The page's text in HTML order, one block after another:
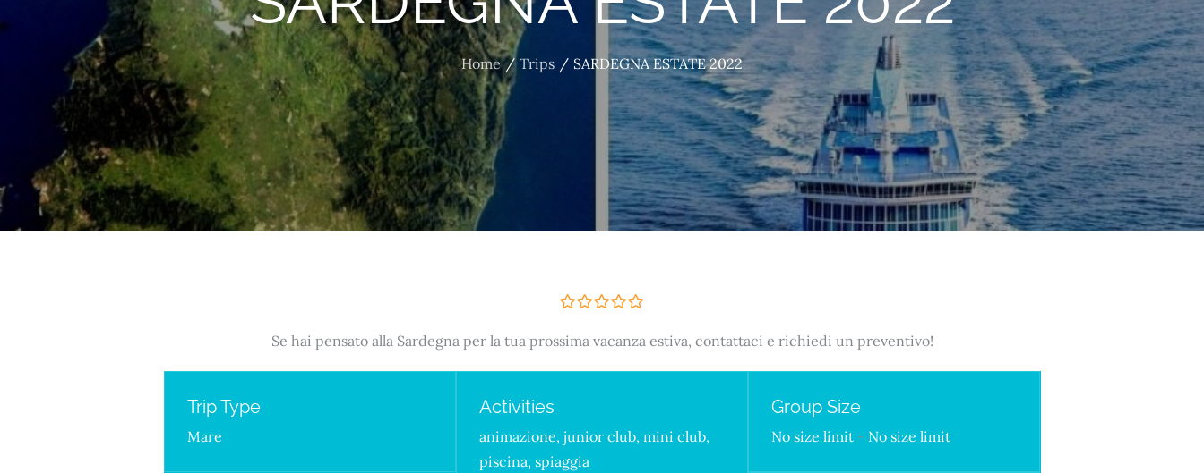
Home Trips SARDEGNA ESTATE 2022
o
t
Se hai pensato alla Sardegna per la tua prossima vacanza estiva, contattaci e richiedi un preventivo!
Trip Type
Mare
Activities
animazione, junior club, mini club,
piscina, spiaggia
Group Size
No size limit - No size limit